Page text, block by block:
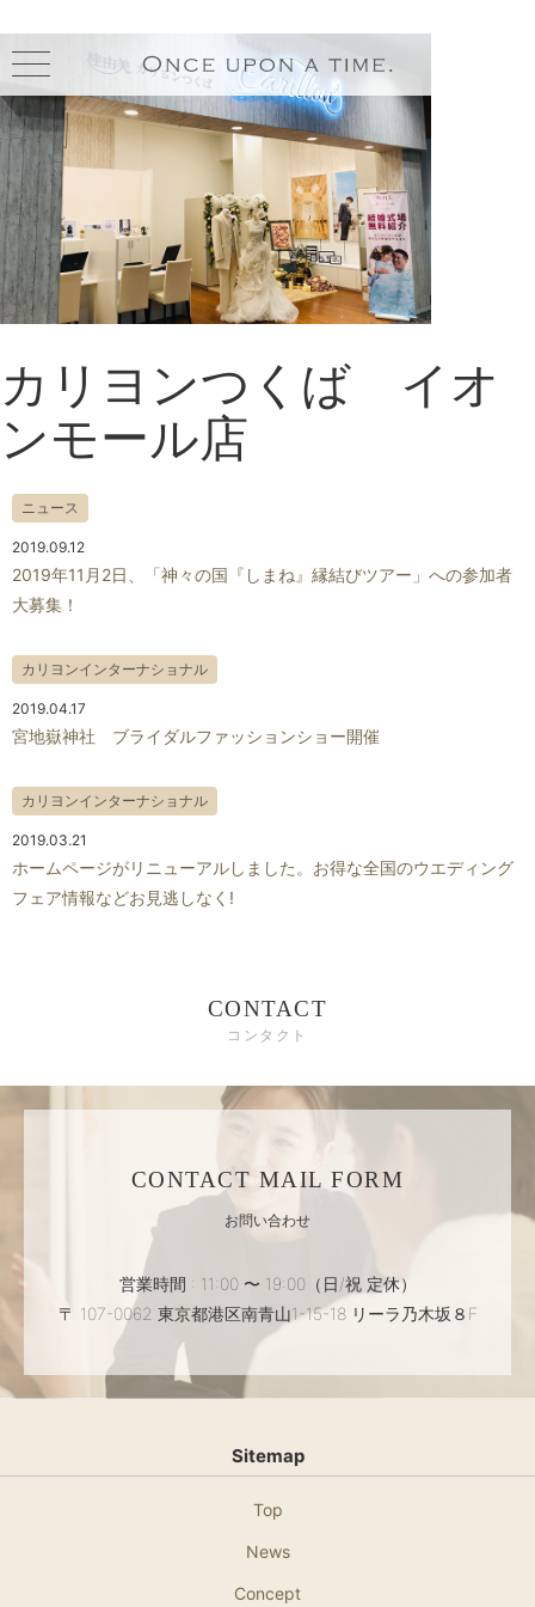
toggle
navigation
カリヨンつくば イオ
ンモール店
ニュース
2019.09.12
2019年11月2日、「神々の国『しまね』縁結びツアー」への参加者
大募集！
カリヨンインターナショナル
2019.04.17
宮地嶽神社 ブライダルファッションショー開催
カリヨンインターナショナル
2019.03.21
ホームページがリニューアルしました。お得な全国のウエディング
フェア情報などお見逃しなく!
CONTACT
コンタクト
CONTACT MAIL FORM
お問い合わせ
営業時間 : 11:00 〜 19:00（日/祝 定休）
〒 107-0062 東京都港区南青山1-15-18 リーラ乃木坂８F
Sitemap
Top
News
Concept